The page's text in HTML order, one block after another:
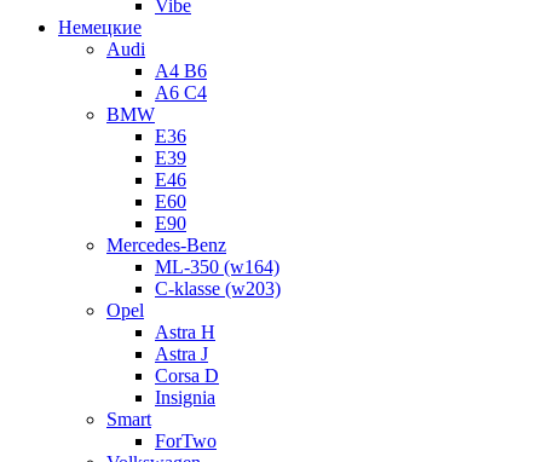
Vibe
Немецкие
Audi
A4 B6
A6 C4
BMW
E36
E39
E46
E60
E90
Mercedes-Benz
ML-350 (w164)
C-klasse (w203)
Opel
Astra H
Astra J
Corsa D
Insignia
Smart
ForTwo